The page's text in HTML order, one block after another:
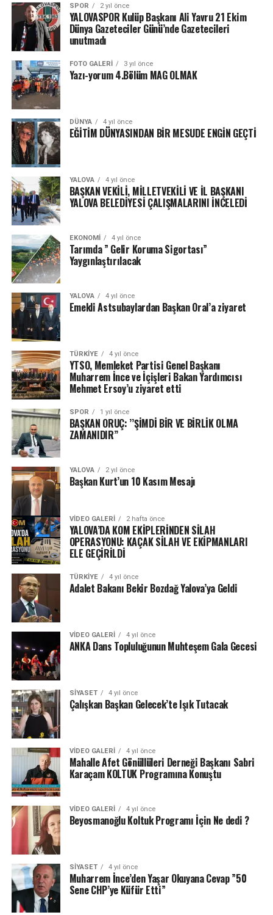
SPOR 2 yıl önce
YALOVASPOR Kulüp Başkanı Ali Yavru 21 Ekim
Dünya Gazeteciler Günü’nde Gazetecileri
unutmadı
FOTO GALERI 3 yıl önce
Yazı-yorum 4.Bölüm MAG OLMAK
DÜNYA 4 yıl önce
EĞİTİM DÜNYASINDAN BİR MESUDE ENGİN GEÇTİ
YALOVA 4 yıl önce
BAŞKAN VEKİLİ, MİLLETVEKİLİ VE İL BAŞKANI
YALOVA BELEDİYESİ ÇALIŞMALARINI İNCELEDİ
EKONOMI 4 yıl önce
Tarımda ” Gelir Koruma Sigortası”
Yaygınlaştırılacak
YALOVA 4 yıl önce
Emekli Astsubaylardan Başkan Oral’a ziyaret
TÜRKIYE 4 yıl önce
YTSO, Memleket Partisi Genel Başkanı
Muharrem İnce ve İçişleri Bakan Yardımcısı
Mehmet Ersoy’u ziyaret etti
SPOR 1 yıl önce
BAŞKAN ORUÇ: ’’ŞİMDİ BİR VE BİRLİK OLMA
ZAMANIDIR’’
YALOVA 2 yıl önce
Başkan Kurt’un 10 Kasım Mesajı
VIDEO GALERI 2 hafta önce
YALOVA’DA KOM EKİPLERİNDEN SİLAH
OPERASYONU: KAÇAK SİLAH VE EKİPMANLARI
ELE GEÇİRİLDİ
TÜRKIYE 4 yıl önce
Adalet Bakanı Bekir Bozdağ Yalova’ya Geldi
VIDEO GALERI 4 yıl önce
ANKA Dans Topluluğunun Muhteşem Gala Gecesi
SIYASET 4 yıl önce
Çalışkan Başkan Gelecek’te Işık Tutacak
VIDEO GALERI 4 yıl önce
Mahalle Afet Gönüllüleri Derneği Başkanı Sabri
Karaçam KOLTUK Programına Konuştu
VIDEO GALERI 4 yıl önce
Beyosmanoğlu Koltuk Programı İçin Ne dedi ?
SIYASET 4 yıl önce
Muharrem İnce’den Yaşar Okuyana Cevap ”50
Sene CHP’ye Küfür Etti”